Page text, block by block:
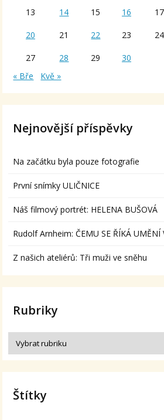
13 14 15 16 17
20 21 22 23 24
27 28 29
30
« Bře
Kvě »
Nejnovější příspěvky
Na začátku byla pouze fotografie
První snímky ULIČNICE
Náš filmový portrét: HELENA BUŠOVÁ
Rudolf Arnheim: ČEMU SE ŘÍKÁ UMĚNÍ
Z našich ateliérů: Tři muži ve sněhu
Rubriky
Štítky